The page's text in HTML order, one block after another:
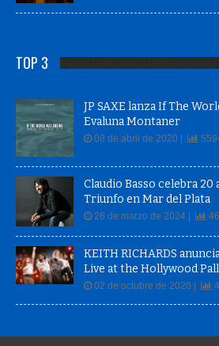
TOP 3
JP SAXE lanza If The
Evaluna Montaner
08 de abril de 2020 |
Claudio Basso celebra
Triunfo en Mar del Plata
26 de marzo de 2024 |
KEITH RICHARDS
Live at the Hollywood
02 de octubre de 2020 |